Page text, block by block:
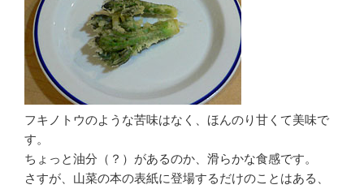
フキノトウのような苦味はなく、ほんのり甘くて美味で
す。
ちょっと油分（？）があるのか、滑らかな食感です。
さすが、山菜の本の表紙に登場するだけのことはある、